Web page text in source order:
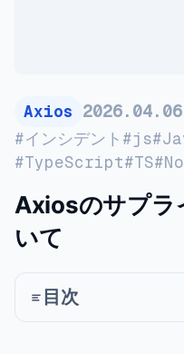
Axios 2026. 04. 06
#インシデント #js#
#TypeScript#TS#
Axiosのサプラ
いて
目次